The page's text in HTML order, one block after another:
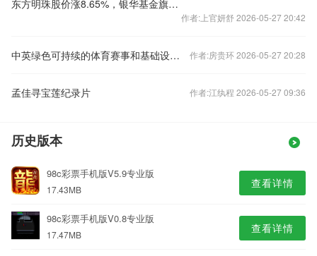
东方明珠股价涨8.65%，银华基金旗下1只基金重仓，持有198.21万股浮盈赚取178.39万元
作者:上官妍舒 2026-05-27 20:42
中英绿色可持续的体育赛事和基础设施研讨会成功举办 作者:房贵环 2026-05-27 20:28
孟佳寻宝莲纪录片 作者:江纨程 2026-05-27 09:36
历史版本
98c彩票手机版V5.9专业版
17.43MB 查看详情
98c彩票手机版V0.8专业版
17.47MB 查看详情